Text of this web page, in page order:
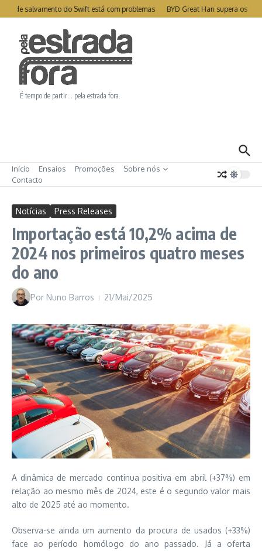
Ir para o conteúdo
de salvamento do Swift está com problemas BYD Great Han supera os
É tempo de partir… pela estrada fora.
Início Ensaios Promoções
Sobre nós
Contacto
Notícias Press Releases
Importação está 10,2% acima de
2024 nos primeiros quatro meses
do ano
Por Nuno Barros 21/Mai/2025
A dinâmica de mercado continua positiva em abril (+37%) em
relação ao mesmo mês de 2024, este é o segundo valor mais
alto de 2025 até ao momento.
Observa-se ainda um aumento da procura de usados (+33%)
face ao período homólogo do ano passado. Já a oferta